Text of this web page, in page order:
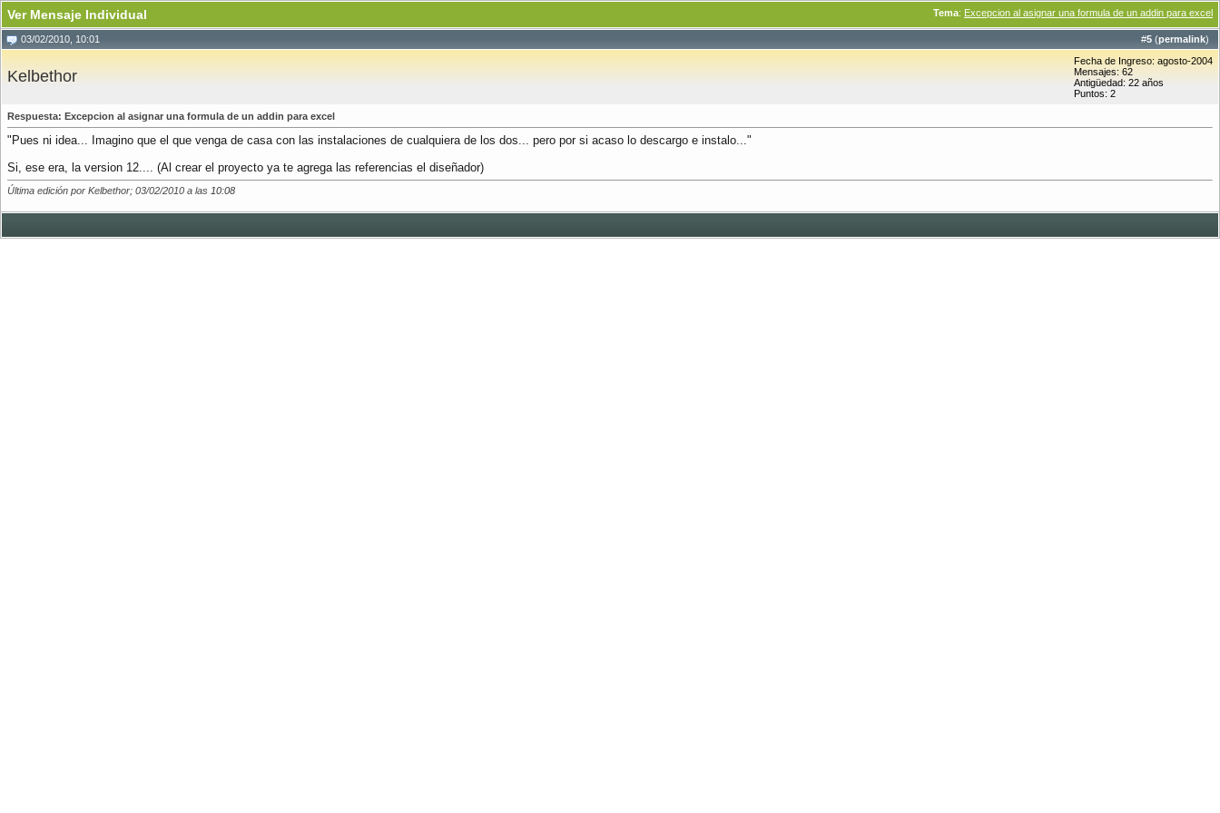
Tema: Excepcion al asignar una formula de un addin para excel
Ver Mensaje Individual
#5 (permalink)
03/02/2010, 10:01
Kelbethor
Fecha de Ingreso: agosto-2004
Mensajes: 62
Antigüedad: 22 años
Puntos: 2
Respuesta: Excepcion al asignar una formula de un addin para excel
"Pues ni idea... Imagino que el que venga de casa con las instalaciones de cualquiera de los dos... pero por si acaso lo descargo e instalo..."
Si, ese era, la version 12.... (Al crear el proyecto ya te agrega las referencias el diseñador)
Última edición por Kelbethor; 03/02/2010 a las 10:08